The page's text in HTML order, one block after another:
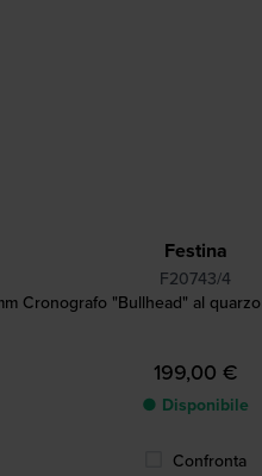
Festina
F20743/4
Cronografo "Bullhead" al
199,00 €
● Disponibile
Confronta